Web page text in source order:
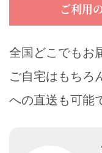
ご利用
全国どこでもお
ご自宅はもちろ
への直送も可能